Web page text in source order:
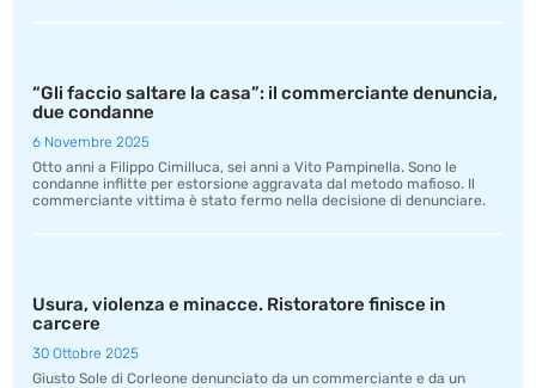
“Gli faccio saltare la casa”: il commerciante denuncia,
due condanne
6 Novembre 2025
Otto anni a Filippo Cimilluca, sei anni a Vito Pampinella. Sono le
condanne inflitte per estorsione aggravata dal metodo mafioso. Il
commerciante vittima è stato fermo nella decisione di denunciare.
Usura, violenza e minacce. Ristoratore finisce in
carcere
30 Ottobre 2025
Giusto Sole di Corleone denunciato da un commerciante e da un